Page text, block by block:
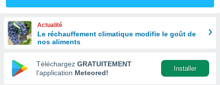
en
Actualité
Le réchauffement climatique modifie le goût de
nos aliments
Téléchargez GRATUITEMENT
l’application Meteored!
Installer